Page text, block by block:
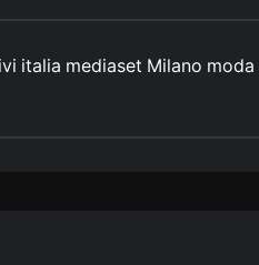
italia mediaset Milano moda